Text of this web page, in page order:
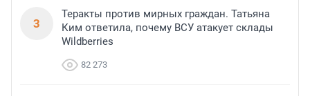
3
Теракты против мирных граждан. Татьяна
Ким ответила, почему ВСУ атакует склады
Wildberries
82 273